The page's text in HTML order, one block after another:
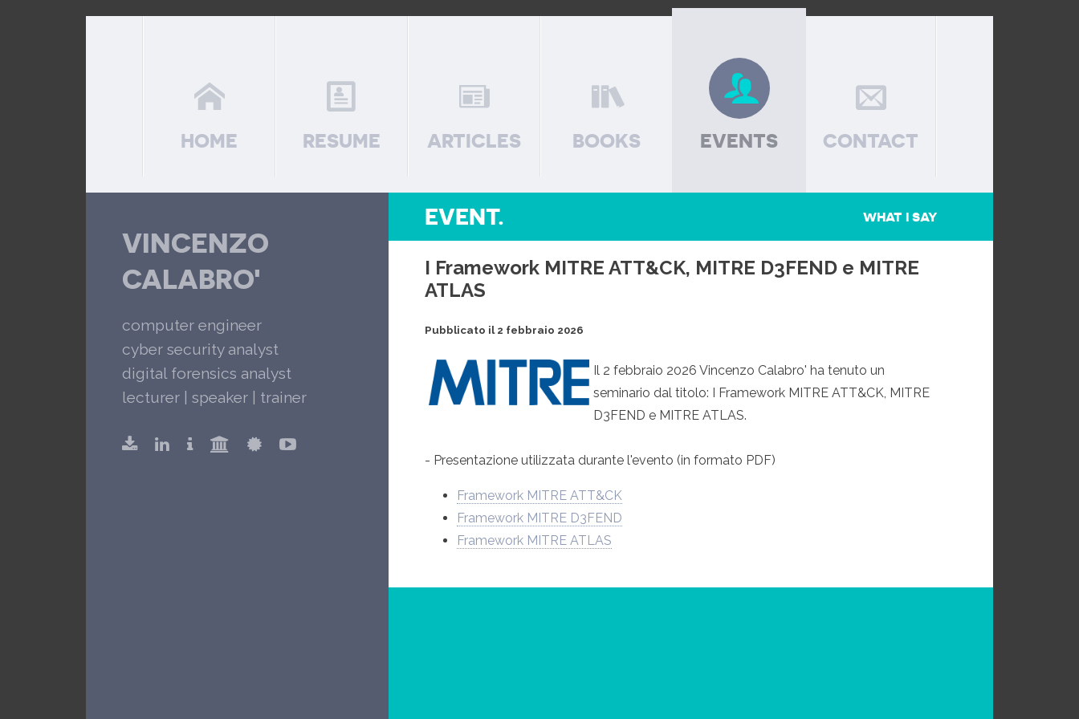
HOME RESUME ARTICLES BOOKS EVENTS CONTACT
VINCENZO
CALABRO'
computer engineer
cyber security analyst
digital forensics analyst
lecturer | speaker | trainer
EVENT. WHAT I SAY
I Framework MITRE ATT&CK, MITRE D3FEND e MITRE
ATLAS
Pubblicato il 2 febbraio 2026
Il 2 febbraio 2026 Vincenzo Calabro' ha tenuto un
seminario dal titolo: I Framework MITRE ATT&CK, MITRE
D3FEND e MITRE ATLAS.
- Presentazione utilizzata durante l'evento (in formato PDF)
Framework MITRE ATT&CK
Framework MITRE D3FEND
Framework MITRE ATLAS